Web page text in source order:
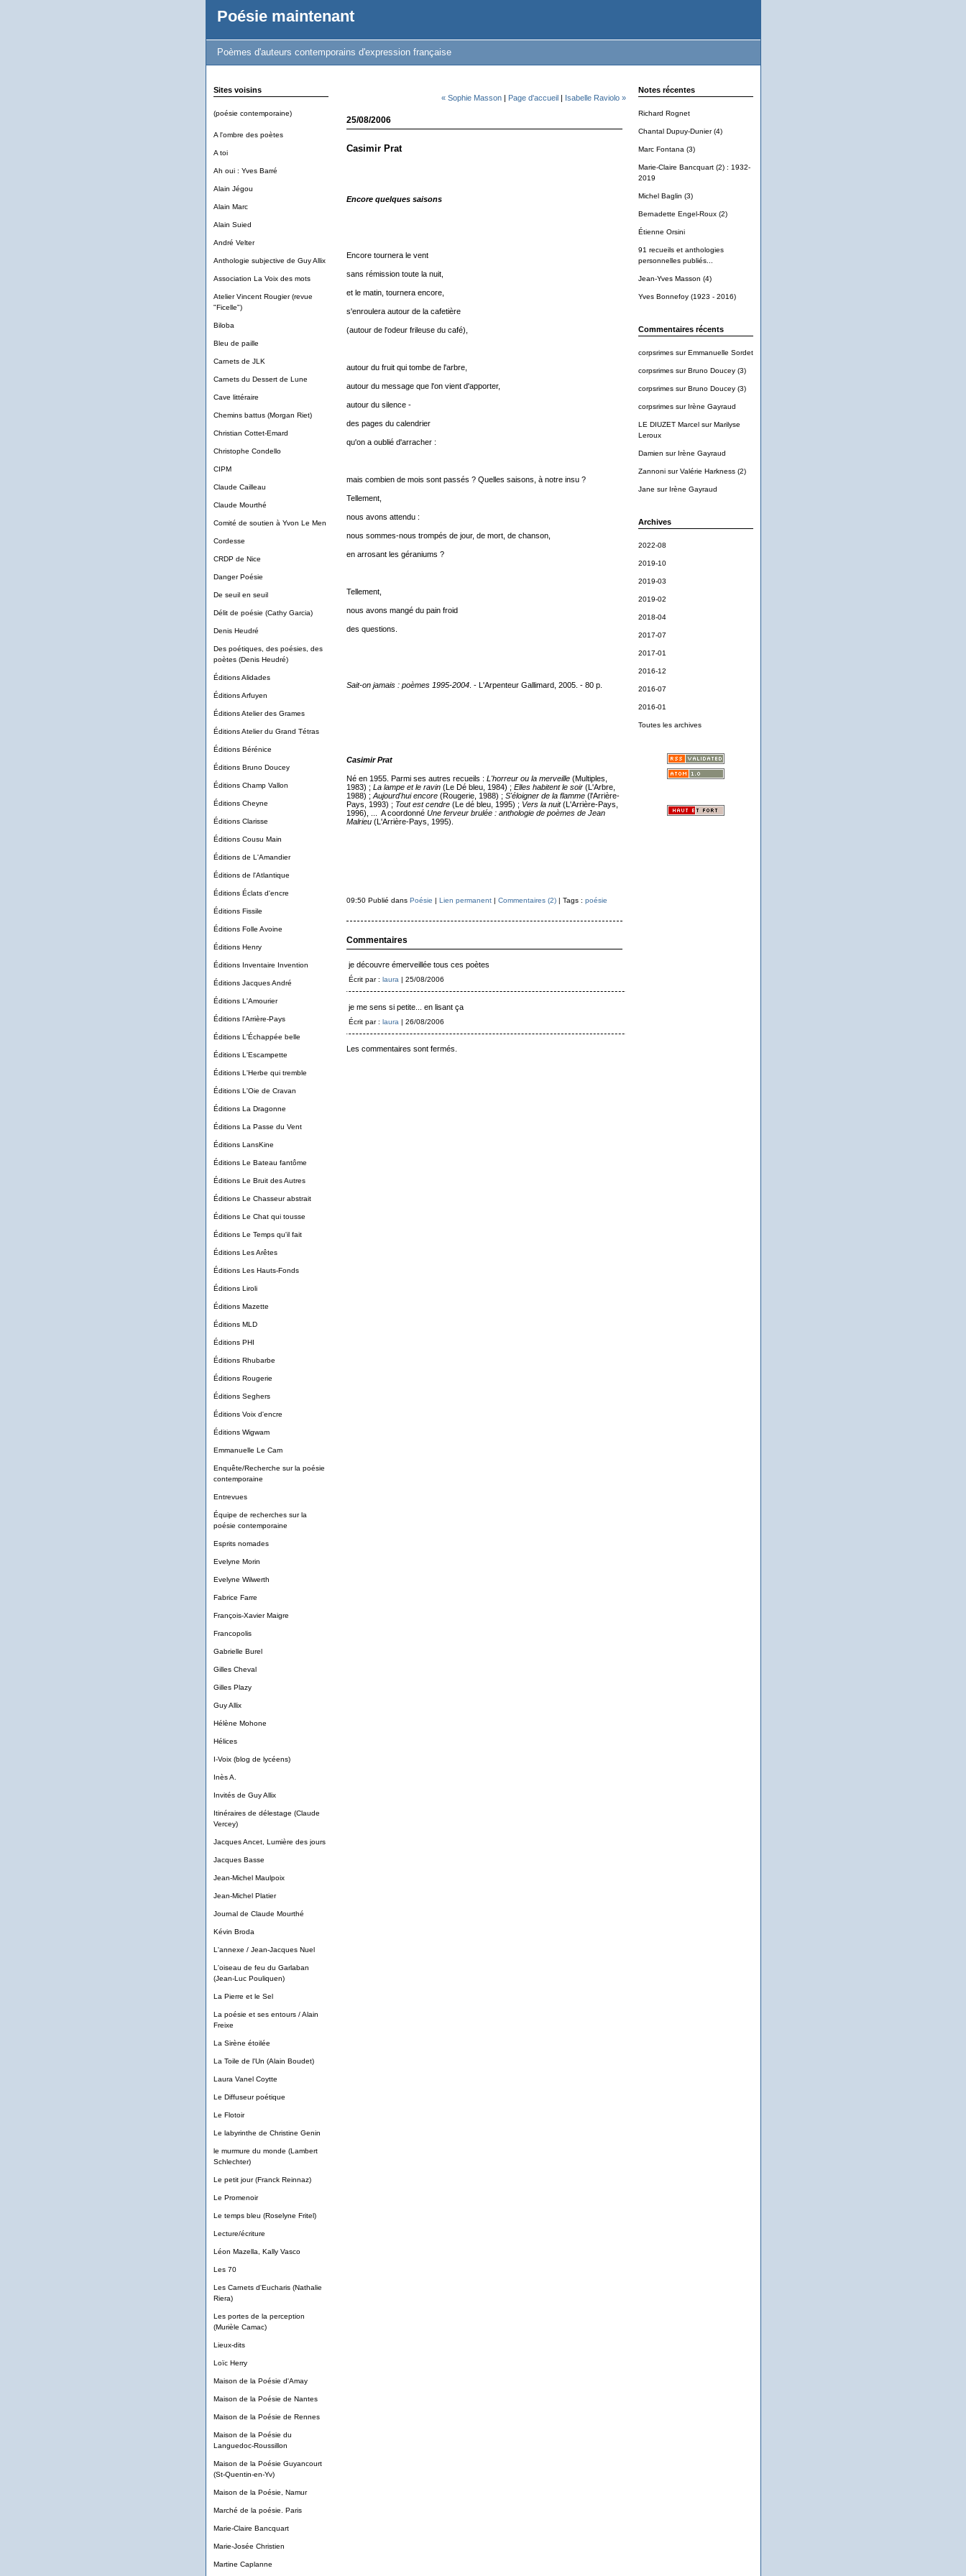
Poésie maintenant
Poèmes d'auteurs contemporains d'expression française
Sites voisins
(poésie contemporaine)
A l'ombre des poètes
A toi
Ah oui : Yves Barré
Alain Jégou
Alain Marc
Alain Suied
André Velter
Anthologie subjective de Guy Allix
Association La Voix des mots
Atelier Vincent Rougier (revue
"Ficelle")
Biloba
Bleu de paille
Carnets de JLK
Carnets du Dessert de Lune
Cave littéraire
Chemins battus (Morgan Riet)
Christian Cottet-Emard
Christophe Condello
CIPM
Claude Cailleau
Claude Mourthé
Comité de soutien à Yvon Le Men
Cordesse
CRDP de Nice
Danger Poésie
De seuil en seuil
Délit de poésie (Cathy Garcia)
Denis Heudré
Des poétiques, des poésies, des
poètes (Denis Heudré)
Éditions Alidades
Éditions Arfuyen
Éditions Atelier des Grames
Éditions Atelier du Grand Tétras
Éditions Bérénice
Éditions Bruno Doucey
Éditions Champ Vallon
Éditions Cheyne
Éditions Clarisse
Éditions Cousu Main
Éditions de L'Amandier
Éditions de l'Atlantique
Éditions Éclats d'encre
Éditions Fissile
Éditions Folle Avoine
Éditions Henry
Éditions Inventaire Invention
Éditions Jacques André
Éditions L'Amourier
Éditions l'Arrière-Pays
Éditions L'Échappée belle
Éditions L'Escampette
Éditions L'Herbe qui tremble
Éditions L'Oie de Cravan
Éditions La Dragonne
Éditions La Passe du Vent
Éditions LansKine
Éditions Le Bateau fantôme
Éditions Le Bruit des Autres
Éditions Le Chasseur abstrait
Éditions Le Chat qui tousse
Éditions Le Temps qu'il fait
Éditions Les Arêtes
Éditions Les Hauts-Fonds
Éditions Liroli
Éditions Mazette
Éditions MLD
Éditions PHI
Éditions Rhubarbe
Éditions Rougerie
Éditions Seghers
Éditions Voix d'encre
Éditions Wigwam
Emmanuelle Le Cam
Enquête/Recherche sur la poésie
contemporaine
Entrevues
Équipe de recherches sur la
poésie contemporaine
Esprits nomades
Evelyne Morin
Evelyne Wilwerth
Fabrice Farre
François-Xavier Maigre
Francopolis
Gabrielle Burel
Gilles Cheval
Gilles Plazy
Guy Allix
Hélène Mohone
Hélices
I-Voix (blog de lycéens)
Inès A.
Invités de Guy Allix
Itinéraires de délestage (Claude
Vercey)
Jacques Ancet, Lumière des jours
Jacques Basse
Jean-Michel Maulpoix
Jean-Michel Platier
Journal de Claude Mourthé
Kévin Broda
L'annexe / Jean-Jacques Nuel
L'oiseau de feu du Garlaban
(Jean-Luc Pouliquen)
La Pierre et le Sel
La poésie et ses entours / Alain
Freixe
La Sirène étoilée
La Toile de l'Un (Alain Boudet)
Laura Vanel Coytte
Le Diffuseur poétique
Le Flotoir
Le labyrinthe de Christine Genin
le murmure du monde (Lambert
Schlechter)
Le petit jour (Franck Reinnaz)
Le Promenoir
Le temps bleu (Roselyne Fritel)
Lecture/écriture
Léon Mazella, Kally Vasco
Les 70
Les Carnets d'Eucharis (Nathalie
Riera)
Les portes de la perception
(Murièle Camac)
Lieux-dits
Loïc Herry
Maison de la Poésie d'Amay
Maison de la Poésie de Nantes
Maison de la Poésie de Rennes
Maison de la Poésie du
Languedoc-Roussillon
Maison de la Poésie Guyancourt
(St-Quentin-en-Yv)
Maison de la Poésie, Namur
Marché de la poésie. Paris
Marie-Claire Bancquart
Marie-Josée Christien
Martine Caplanne
Notes récentes
Richard Rognet
Chantal Dupuy-Dunier (4)
Marc Fontana (3)
Marie-Claire Bancquart (2) : 1932-
2019
Michel Baglin (3)
Bernadette Engel-Roux (2)
Étienne Orsini
91 recueils et anthologies
personnelles publiés...
Jean-Yves Masson (4)
Yves Bonnefoy (1923 - 2016)
Commentaires récents
corpsrimessurEmmanuelle Sordet
corpsrimessurBruno Doucey (3)
corpsrimessurBruno Doucey (3)
corpsrimessur Irène Gayraud
LE DIUZET MarcelsurMarilyse
Leroux
Damien sur Irène Gayraud
ZannonisurValérie Harkness (2)
Jane sur Irène Gayraud
Archives
2022-08
2019-10
2019-03
2019-02
2018-04
2017-07
2017-01
2016-12
2016-07
2016-01
Toutes les archives
« Sophie Masson| Page d'accueil| Isabelle Raviolo »
25/08/2006
Casimir Prat
Encore quelques saisons
Encore tournera le vent
sans rémission toute la nuit,
et le matin, tournera encore,
s'enroulera autour de la cafetière
(autour de l'odeur frileuse du café),
autour du fruit qui tombe de l'arbre,
autour du message que l'on vient d'apporter,
autour du silence -
des pages du calendrier
qu'on a oublié d'arracher :
mais combien de mois sont passés ? Quelles saisons, à notre insu ?
Tellement,
nous avons attendu :
nous sommes-nous trompés de jour, de mort, de chanson,
en arrosant les géraniums ?
Tellement,
nous avons mangé du pain froid
des questions.
Sait-on jamais : poèmes 1995-2004. - L'Arpenteur Gallimard, 2005. - 80 p.
Casimir Prat
Né en 1955. Parmi ses autres recueils : L'horreur ou la merveille(Multiples,
1983) ; La lampe et le ravin(Le Dé bleu, 1984) ; Elles habitent le soir(L'Arbre,
1988) ; Aujourd'hui encore(Rougerie, 1988) ; S'éloigner de la flamme(l'Arrière-
Pays, 1993) ; Tout est cendre(Le dé bleu, 1995) ; Vers la nuit(L'Arrière-Pays,
1996), ... A coordonné Une ferveur brulée : anthologie de poèmes de Jean
Malrieu(L'Arrière-Pays, 1995).
09:50 Publié dans Poésie | Lien permanent| Commentaires (2)| Tags : poésie
Commentaires
je découvre émerveillée tous ces poètes
Écrit par : laura | 25/08/2006
je me sens si petite... en lisant ça
Écrit par : laura | 26/08/2006
Les commentaires sont fermés.